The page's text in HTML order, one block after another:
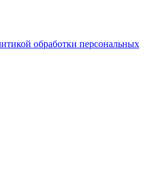
обработки персональных